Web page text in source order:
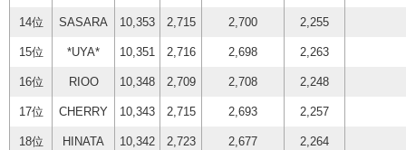
SASARA 10,353 2,715 2,700 2,255
*UYA* 10,351 2,716 2,698 2,263
RIOO 10,348 2,709 2,708 2,248
CHERRY 10,343 2,715 2,693 2,257
HINATA 10,342 2,723 2,677 2,264
14位
15位
16位
17位
18位